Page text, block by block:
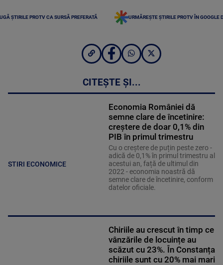
ȘTIRILE PROTV CA SURSĂ PREFERATĂ URMĂREȘTE ȘTIRILE PROTV ÎN GOOGLE
CITEȘTE ȘI...
STIRI ECONOMICE
Economia României dă
semne clare de încetinire:
creștere de doar 0,1% din
PIB în primul trimestru
Cu o creștere de puțin peste zero -
adică de 0,1% în primul trimestru al
acestui an, față de ultimul din
2022 - economia noastră dă
semne clare de încetinire, conform
datelor oficiale.
Chiriile au crescut în timp ce
vânzările de locuințe au
scăzut cu 23%. În Constanța
chiriile sunt cu 20% mai mari